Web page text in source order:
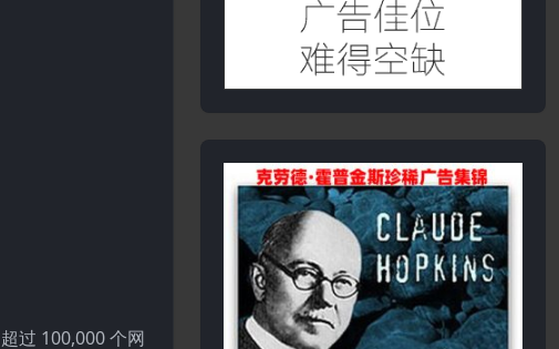
过 100,000 个网